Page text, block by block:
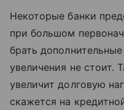
Некоторые банки
при большом
брать
увеличения не стоит.
увеличит долговую
скажется на